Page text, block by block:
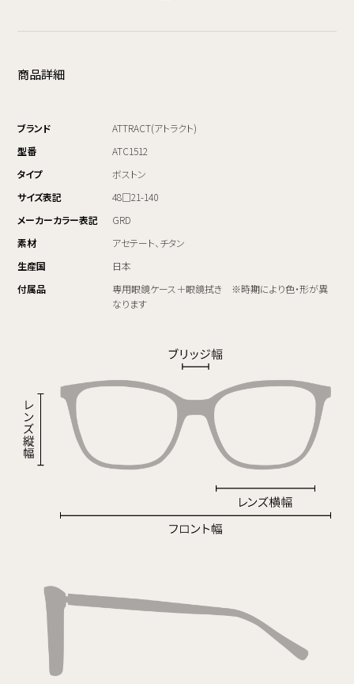
商品詳細
ブランド
ATTRACT(アトラクト)
型番
ATC1512
タイプ
ボストン
サイズ表記
48□21-140
メーカーカラー表記
GRD
素材
アセテート、チタン
生産国
日本
付属品
専用眼鏡ケース＋眼鏡拭き ※時期により色・形が異
なります